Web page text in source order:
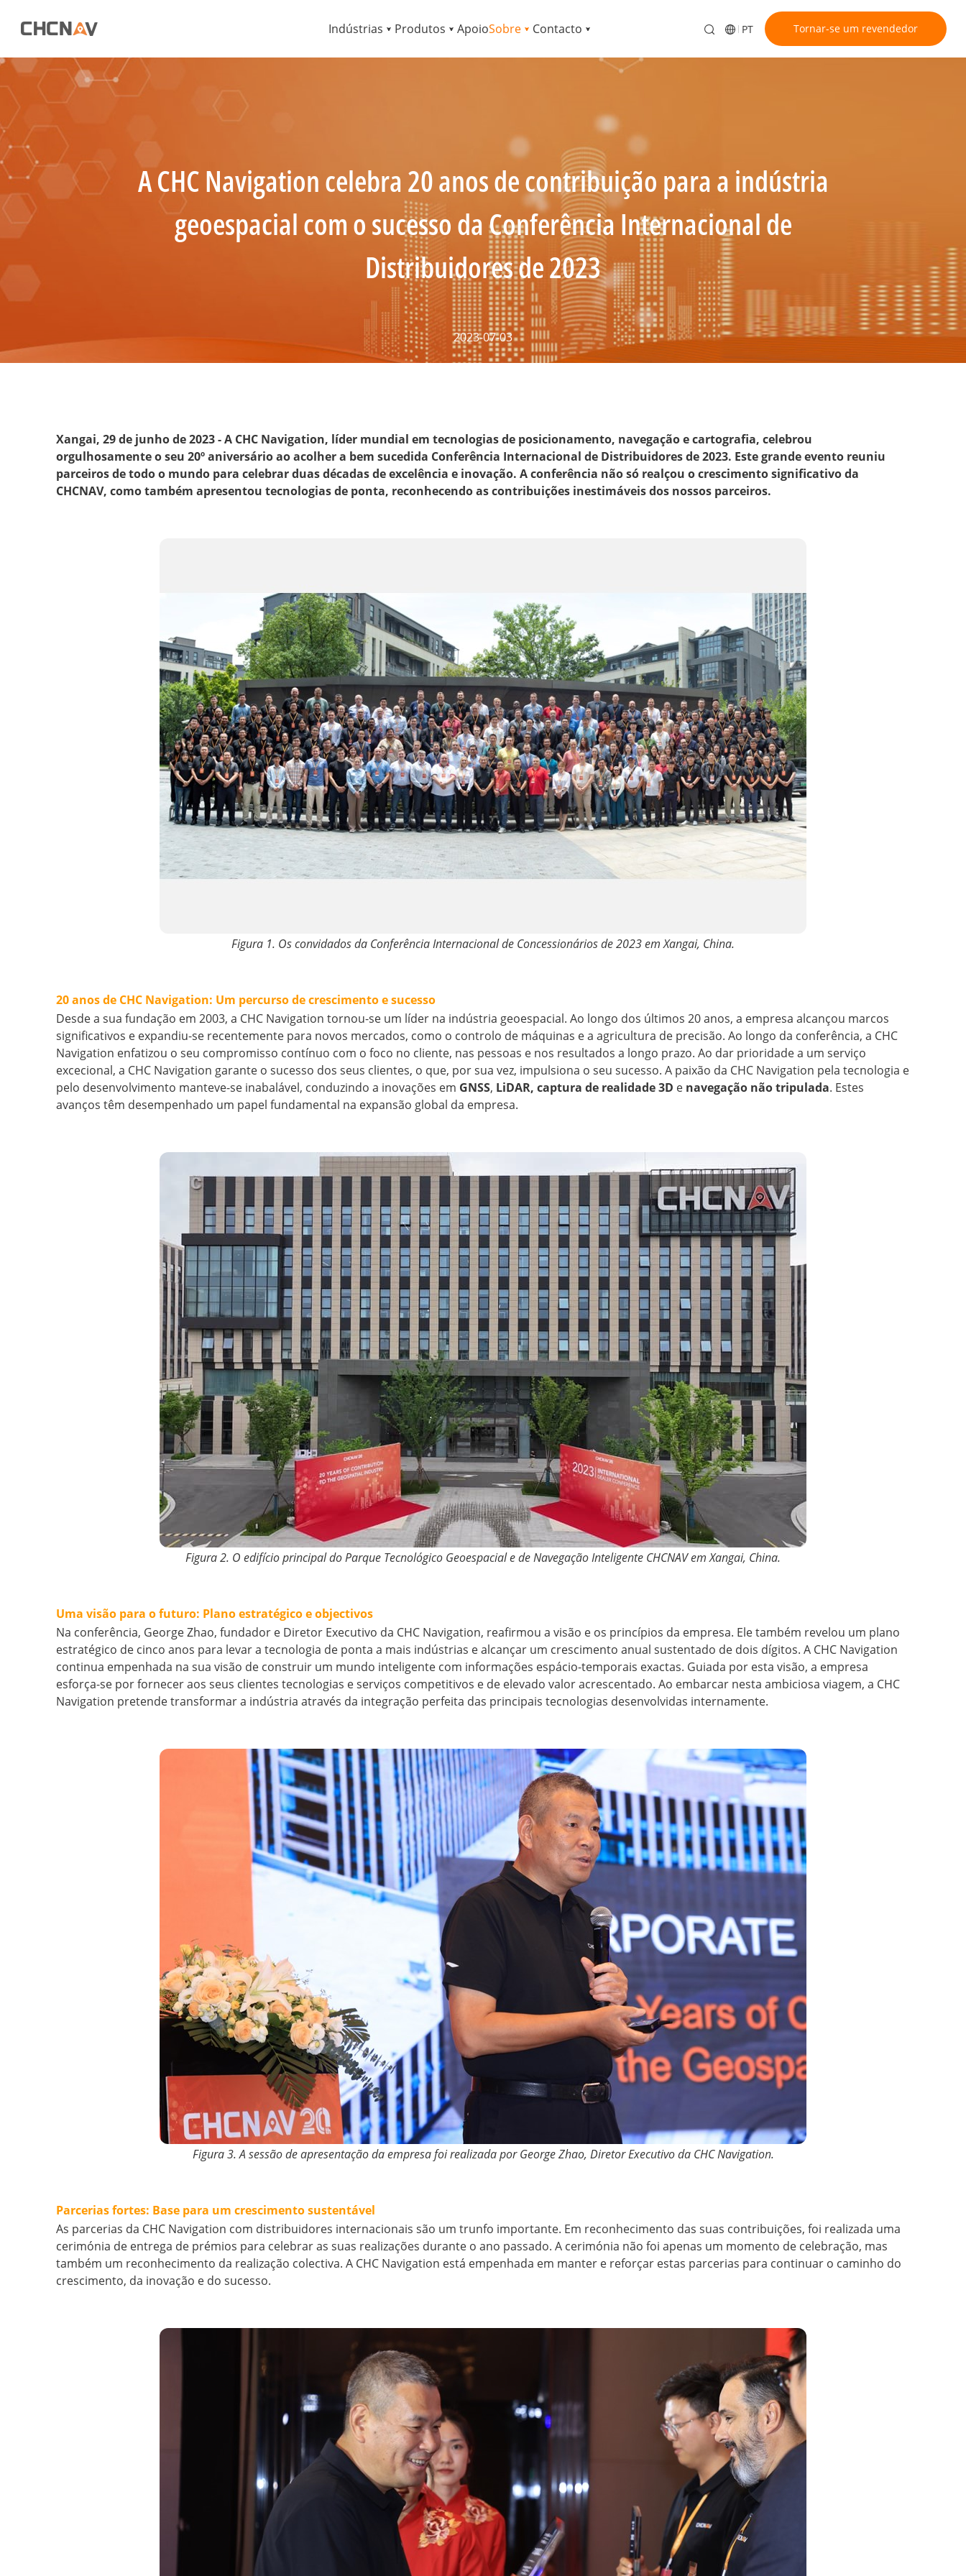
Indústrias Produtos ApoioSobre Contacto PT Tornar-se um revendedor
A CHC Navigation celebra 20 anos de contribuição para a indústria
geoespacial com o sucesso da Conferência Internacional de
Distribuidores de 2023
2023-07-03
Xangai, 29 de junho de 2023 - A CHC Navigation, líder mundial em tecnologias de posicionamento, navegação e cartografia, celebrou
orgulhosamente o seu 20º aniversário ao acolher a bem sucedida Conferência Internacional de Distribuidores de 2023. Este grande evento reuniu
parceiros de todo o mundo para celebrar duas décadas de excelência e inovação. A conferência não só realçou o crescimento significativo da
CHCNAV, como também apresentou tecnologias de ponta, reconhecendo as contribuições inestimáveis dos nossos parceiros.
Figura 1. Os convidados da Conferência Internacional de Concessionários de 2023 em Xangai, China.
20 anos de CHC Navigation: Um percurso de crescimento e sucesso
Desde a sua fundação em 2003, a CHC Navigation tornou-se um líder na indústria geoespacial. Ao longo dos últimos 20 anos, a empresa alcançou marcos
significativos e expandiu-se recentemente para novos mercados, como o controlo de máquinas e a agricultura de precisão. Ao longo da conferência, a CHC
Navigation enfatizou o seu compromisso contínuo com o foco no cliente, nas pessoas e nos resultados a longo prazo. Ao dar prioridade a um serviço
excecional, a CHC Navigation garante o sucesso dos seus clientes, o que, por sua vez, impulsiona o seu sucesso. A paixão da CHC Navigation pela tecnologia e
pelo desenvolvimento manteve-se inabalável, conduzindo a inovações em GNSS, LiDAR, captura de realidade 3D e navegação não tripulada. Estes
avanços têm desempenhado um papel fundamental na expansão global da empresa.
Figura 2. O edifício principal do Parque Tecnológico Geoespacial e de Navegação Inteligente CHCNAV em Xangai, China.
Uma visão para o futuro: Plano estratégico e objectivos
Na conferência, George Zhao, fundador e Diretor Executivo da CHC Navigation, reafirmou a visão e os princípios da empresa. Ele também revelou um plano
estratégico de cinco anos para levar a tecnologia de ponta a mais indústrias e alcançar um crescimento anual sustentado de dois dígitos. A CHC Navigation
continua empenhada na sua visão de construir um mundo inteligente com informações espácio-temporais exactas. Guiada por esta visão, a empresa
esforça-se por fornecer aos seus clientes tecnologias e serviços competitivos e de elevado valor acrescentado. Ao embarcar nesta ambiciosa viagem, a CHC
Navigation pretende transformar a indústria através da integração perfeita das principais tecnologias desenvolvidas internamente.
Figura 3. A sessão de apresentação da empresa foi realizada por George Zhao, Diretor Executivo da CHC Navigation.
Parcerias fortes: Base para um crescimento sustentável
As parcerias da CHC Navigation com distribuidores internacionais são um trunfo importante. Em reconhecimento das suas contribuições, foi realizada uma
cerimónia de entrega de prémios para celebrar as suas realizações durante o ano passado. A cerimónia não foi apenas um momento de celebração, mas
também um reconhecimento da realização colectiva. A CHC Navigation está empenhada em manter e reforçar estas parcerias para continuar o caminho do
crescimento, da inovação e do sucesso.